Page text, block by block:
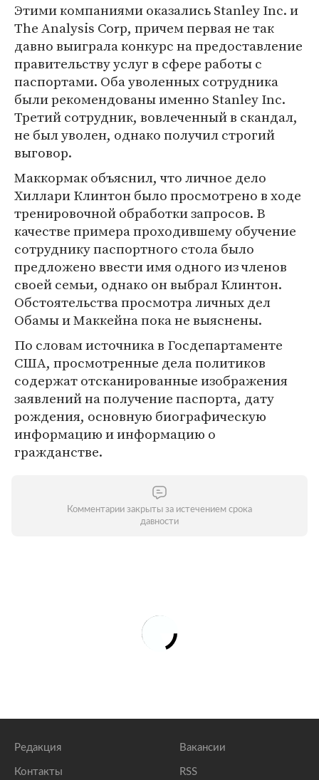
Этими компаниями оказались Stanley Inc. и
The Analysis Corp, причем первая не так
давно выиграла конкурс на предоставление
правительству услуг в сфере работы с
паспортами. Оба уволенных сотрудника
были рекомендованы именно Stanley Inc.
Третий сотрудник, вовлеченный в скандал,
не был уволен, однако получил строгий
выговор.
Маккормак объяснил, что личное дело
Хиллари Клинтон было просмотрено в ходе
тренировочной обработки запросов. В
качестве примера проходившему обучение
сотруднику паспортного стола было
предложено ввести имя одного из членов
своей семьи, однако он выбрал Клинтон.
Обстоятельства просмотра личных дел
Обамы и Маккейна пока не выяснены.
По словам источника в Госдепартаменте
США, просмотренные дела политиков
содержат отсканированные изображения
заявлений на получение паспорта, дату
рождения, основную биографическую
информацию и информацию о
гражданстве.
Комментарии закрыты за истечением срока
давности
Редакция
Контакты
Вакансии
RSS